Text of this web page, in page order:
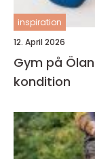
inspiration
12. April 2026
Gym på
kondition